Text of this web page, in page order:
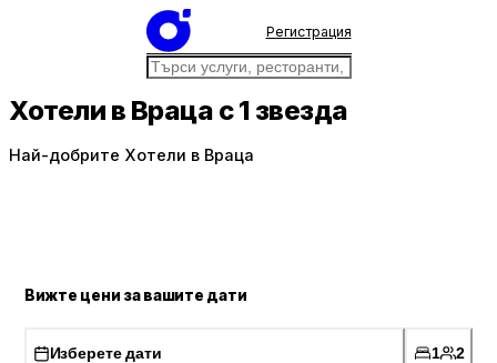
Регистрация
Хотели в Враца с 1 звезда
Най-добрите Хотели в Враца
Вижте цени за вашите дати
Изберете дати 1 2